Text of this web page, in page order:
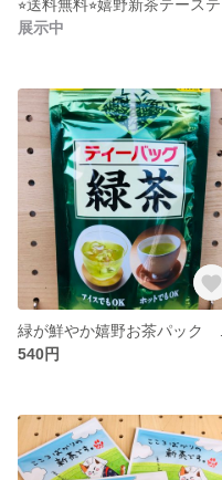
展示中
540円